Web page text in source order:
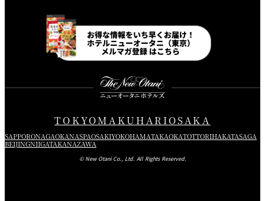
お得な情報をいち早くお届け！
ホテルニューオータニ（東京）
メルマガ登録 はこちら
TOKYOMAKUHARIOSAKA
SAPPORONAGAOKANASPAOSAKIYOKOHAMATAKAOKATOTTORIHAKATASAGA
BEIJINGNIIGATAKANAZAWA
© New Otani Co., Ltd. All Rights Reserved.